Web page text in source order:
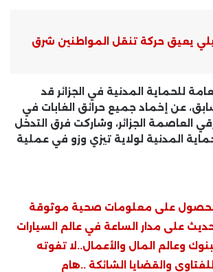
يعيق حركة تنقل المواطنين شرق
للحماية المدنية في الجزائر قد
عن إخماد جميع حرائق الغابات في
العاصمة الجزائر، وشاركت فرق التدخل
المدنية لولاية تيزي وزو في عملية
على معلومات صحية موثوقة
على مدار الساعة في عالم السيارات
وعالم المال والأعمال..لا تفوته
والقضايا الشائكة ..هام